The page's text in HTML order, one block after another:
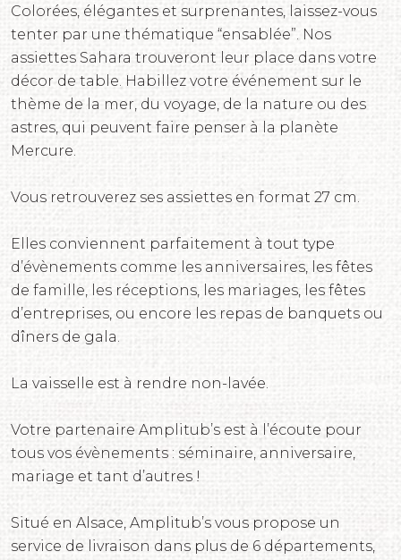
Colorées, élégantes et surprenantes, laissez-vous
tenter par une thématique “ensablée”. Nos
assiettes Sahara trouveront leur place dans votre
décor de table. Habillez votre événement sur le
thème de la mer, du voyage, de la nature ou des
astres, qui peuvent faire penser à la planète
Mercure.
Vous retrouverez ses assiettes en format 27 cm.
Elles conviennent parfaitement à tout type
d’évènements comme les anniversaires, les fêtes
de famille, les réceptions, les mariages, les fêtes
d’entreprises, ou encore les repas de banquets ou
dîners de gala.
La vaisselle est à rendre non-lavée.
Votre partenaire Amplitub’s est à l’écoute pour
tous vos évènements : séminaire, anniversaire,
mariage et tant d’autres !
Situé en Alsace, Amplitub’s vous propose un
service de livraison dans plus de 6 départements,